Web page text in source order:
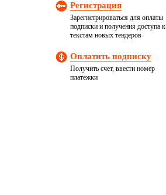
Регистрация
Зарегистрироваться для оплаты
подписки и получения доступа к
текстам новых тендеров
Оплатить подписку
Получить счет, ввести номер
платежки